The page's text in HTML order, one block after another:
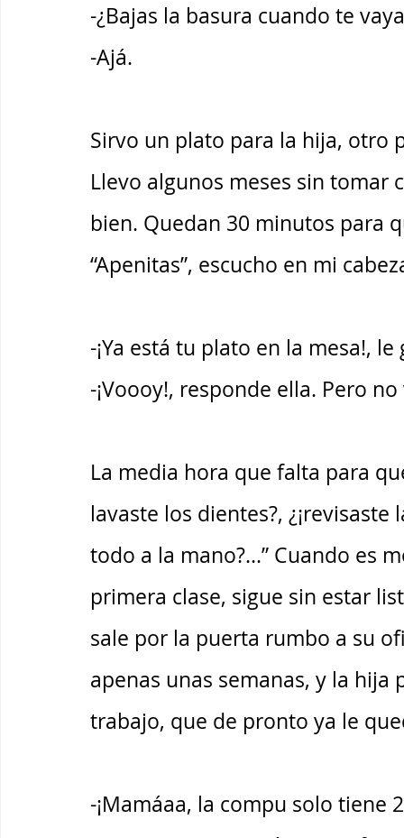
-¿Bajas la basura cuando te
-Ajá.
Sirvo un plato para la hija, otro
Llevo algunos meses sin
bien. Quedan 30 minutos para
“Apenitas”, escucho en mi
-¡Ya está tu plato en la mesa!,
-¡Voooy!, responde ella. Pero
La media hora que falta para
lavaste los dientes?,
todo a la mano?...” Cuando es
primera clase, sigue sin estar
sale por la puerta rumbo a su
apenas unas semanas, y la
trabajo, que de pronto ya le
-¡Mamáaa, la compu solo tiene